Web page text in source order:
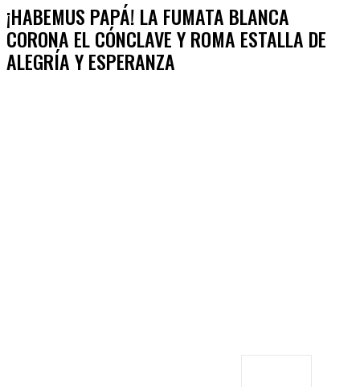
¡HABEMUS PAPÁ! LA FUMATA BLANCA
CORONA EL CÓNCLAVE Y ROMA ESTALLA DE
ALEGRÍA Y ESPERANZA